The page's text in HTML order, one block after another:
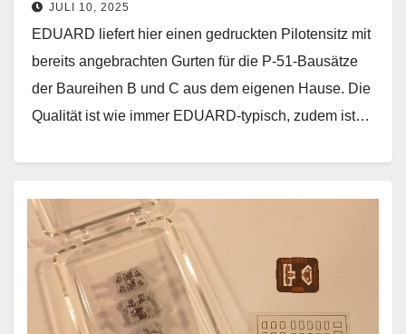
JULI 10, 2025
EDUARD liefert hier einen gedruckten Pilotensitz mit
bereits angebrachten Gurten für die P-51-Bausätze
der Baureihen B und C aus dem eigenen Hause. Die
Qualität ist wie immer EDUARD-typisch, zudem ist…